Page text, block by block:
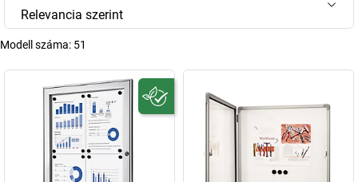
Relevancia szerint
Modell száma: 51